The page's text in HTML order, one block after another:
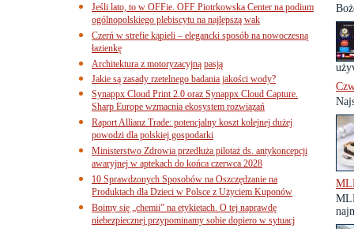
Jeśli lato, to w OFFie. OFF Piotrkowska Center na podium
ogólnopolskiego plebiscytu na najlepszą wak
Czerń w strefie kąpieli – elegancki sposób na nowoczesną
łazienkę
Architektura z motoryzacyjną pasją
Jakie są zasady rzetelnego badania jakości wody?
Synappx Cloud Print 2.0 oraz Synappx Cloud Capture.
Sharp Europe wzmacnia ekosystem rozwiązań
Raport Allianz Trade: potencjalny koszt kolejnej dużej
powodzi dla polskiej gospodarki
Ministerstwo Zdrowia przedłuża pilotaż ds. antykoncepcji
awaryjnej w aptekach do końca czerwca 2028
10 Sprawdzonych Sposobów na Oszczędzanie na
Produktach dla Dzieci w Polsce z Użyciem Kuponów
Boimy się „chemii” na etykietach. O tej naprawdę
niebezpiecznej przypominamy sobie dopiero w sytuacj